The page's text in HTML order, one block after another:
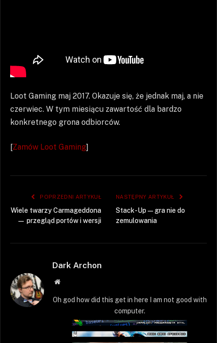
Loot Gaming maj 2017. Okazuje się, że jednak maj, a nie
czerwiec. W tym miesiącu zawartość dla bardzo
konkretnego grona odbiorców.
[Zamów Loot Gaming]
POPRZEDNI ARTYKUŁ
Wiele twarzy Carmageddona
— przegląd portów i wersji
NASTĘPNY ARTYKUŁ
Stack-Up — gra nie do
zemulowania
Dark Archon
Strona
Oh god how did this get in here I am not good with
computer.